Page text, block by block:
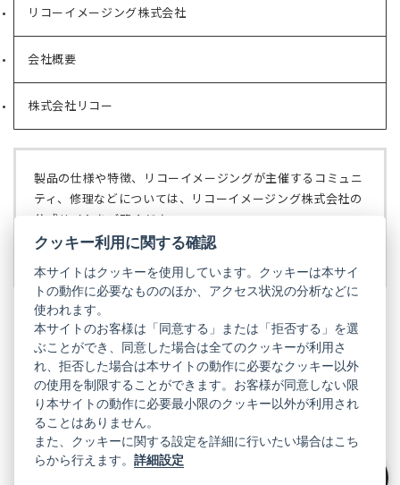
リコーイメージング株式会社
（新
タ
ブ
で
開
く）
会社概要
（新
タ
ブ
で
く）
株式会社リコー
（新
ブ
で
開
製品の仕様や特徴、リコーイメージングが主催するコミュニ
ティ、修理などについては、リコーイメージング株式会社の
公式サイトをご覧ください。
リコーイメージング株式会社の公式サイト
（新
し
い
タ
ブ
で
開
く）
PENTAX
PENTAX
の
公
式
LINE（新
し
い
PENTAX
の
公
し
い
PENTAX
の
公
し
PENTAX
の
公
し
PENTAX
の
公
し
GR
GR
クッキー利用に関する確認
本サイトはクッキーを使用しています。クッキーは本サイ
トの動作に必要なもののほか、アクセス状況の分析などに
使われます。
本サイトのお客様は「同意する」または「拒否する」を選
ぶことができ、同意した場合は全てのクッキーが利用さ
れ、拒否した場合は本サイトの動作に必要なクッキー以外
の使用を制限することができます。お客様が同意しない限
り本サイトの動作に必要最小限のクッキー以外が利用され
ることはありません。
また、クッキーに関する設定を詳細に行いたい場合はこち
らから行えます。詳細設定